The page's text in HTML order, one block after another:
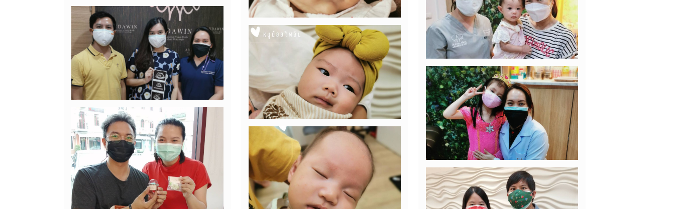
14/11/2021
คูณแม่แจง
ส่งรอยยิ้มหวานๆให้ครับ ขอบคุณคุณหมอ
มากๆ นะคะ 🥰 ครอบครัวมีความสุขมาก
เลยคะ
13/11/2021
น้องบิงโก
พาน้องชีรินมาฉีดวัคซีนอายุครบ 2 เดือน
28/10/2021
สาวน้อยชีริน
น้องเหนือ ลูกแม่ต่าย 1 ขวบแล้วค่า 💓
เติบโตสมวัย สุขภาพแข็งแรงนะลูก
13/10/2021
คุณแม่ต่าย
ขอบคุณคุณหมอโอมากๆค่ะที่มอบของขวัญ
ที่มีค่ามากที่สุดให้ครอบครัวเราค่ะ
24/08/2021
คุณแม่สาธิมา
หนูน้อยไพลินมารายงานตัวค่า (แก้มน่าฟัด
จังเลยลูกกก)
22/08/2021
หนูน้อยไพลิน
เจ้าหญิงออโรร่าพาคุณแม่กับน้องมัน
ม่วง(เบบี้ในท้อง)มาพบคุณหมอค่ะ